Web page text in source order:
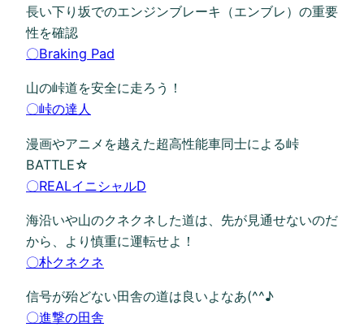
長い下り坂でのエンジンブレーキ（エンブレ）の重要
性を確認
〇Braking Pad
山の峠道を安全に走ろう！
〇峠の達人
漫画やアニメを越えた超高性能車同士による峠
BATTLE☆
〇REALイニシャルD
海沿いや山のクネクネした道は、先が見通せないのだ
から、より慎重に運転せよ！
〇朴クネクネ
信号が殆どない田舎の道は良いよなあ(^^♪
〇進撃の田舎